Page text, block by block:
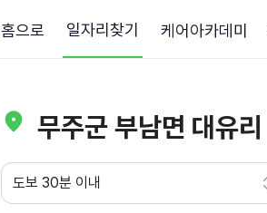
홈으로 일자리찾기 케어아카데미
무주군 부남면 대유리
도보 30분 이내